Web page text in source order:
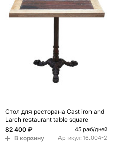
Стол для ресторана Cast iron and
Larch restaurant table square
82 400 ₽
45 раб/дней
В корзину Артикул: 16.004-2